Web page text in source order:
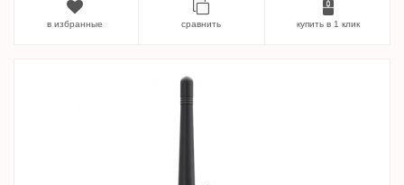
в избранные сравнить купить в 1 клик